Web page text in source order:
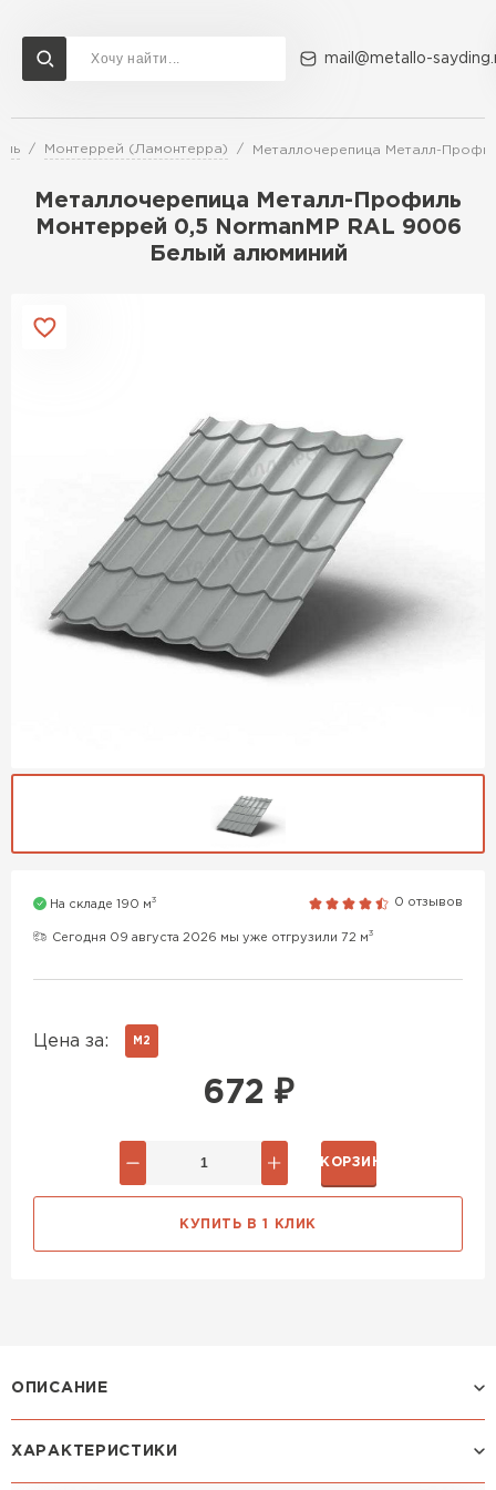
mail@metallo-
Монтеррей (Ламонтерра) Металлочерепица Металл-
Металлочерепица Металл-Профиль
Монтеррей 0,5 NormanMP RAL 9006
Белый алюминий
На складе 190 м3 0 отзывов
Сегодня 09 августа 2026 мы уже отгрузили 72 м3
Цена за: М2
672 ₽
В КОРЗИНУ
КУПИТЬ В 1 КЛИК
ОПИСАНИЕ
Профиль ЛАМОНТЕРРА:
ХАРАКТЕРИСТИКИ
Доставка и оплата Акции О компании Контакты
Перейти в каталог